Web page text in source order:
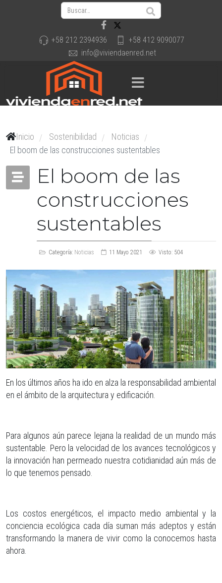
+58 212 2394936
+58 412 9090077
info@viviendaenred.net
Inicio / Sostenibilidad / Noticias /
El boom de las construcciones sustentables
El boom de las
construcciones
sustentables
Categoría: Noticias 11 Mayo 2021 Visto: 504
En los últimos años ha ido en alza la responsabilidad ambiental
en el ámbito de la arquitectura y edificación.
Para algunos aún parece lejana la realidad de un mundo más
sustentable. Pero la velocidad de los avances tecnológicos y
la innovación han permeado nuestra cotidianidad aún más de
lo que tenemos pensado.
Los costos energéticos, el impacto medio ambiental y la
conciencia ecológica cada día suman más adeptos y están
transformando la manera de vivir como la conocemos hasta
ahora.